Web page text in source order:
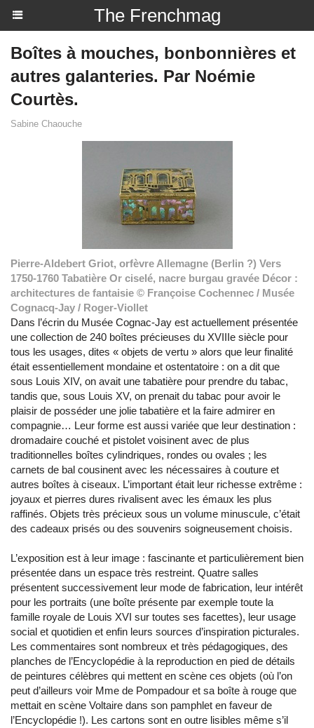
The Frenchmag
Boîtes à mouches, bonbonnières et
autres galanteries. Par Noémie
Courtès.
Sabine Chaouche
Pierre-Aldebert Griot, orfèvre Allemagne (Berlin ?) Vers
1750-1760 Tabatière Or ciselé, nacre burgau gravée Décor :
architectures de fantaisie © Françoise Cochennec / Musée
Cognacq-Jay / Roger-Viollet
Dans l’écrin du Musée Cognac-Jay est actuellement présentée
une collection de 240 boîtes précieuses du XVIIIe siècle pour
tous les usages, dites « objets de vertu » alors que leur finalité
était essentiellement mondaine et ostentatoire : on a dit que
sous Louis XIV, on avait une tabatière pour prendre du tabac,
tandis que, sous Louis XV, on prenait du tabac pour avoir le
plaisir de posséder une jolie tabatière et la faire admirer en
compagnie… Leur forme est aussi variée que leur destination :
dromadaire couché et pistolet voisinent avec de plus
traditionnelles boîtes cylindriques, rondes ou ovales ; les
carnets de bal cousinent avec les nécessaires à couture et
autres boîtes à ciseaux. L’important était leur richesse extrême :
joyaux et pierres dures rivalisent avec les émaux les plus
raffinés. Objets très précieux sous un volume minuscule, c’était
des cadeaux prisés ou des souvenirs soigneusement choisis.
L’exposition est à leur image : fascinante et particulièrement bien
présentée dans un espace très restreint. Quatre salles
présentent successivement leur mode de fabrication, leur intérêt
pour les portraits (une boîte présente par exemple toute la
famille royale de Louis XVI sur toutes ses facettes), leur usage
social et quotidien et enfin leurs sources d’inspiration picturales.
Les commentaires sont nombreux et très pédagogiques, des
planches de l’Encyclopédie à la reproduction en pied de détails
de peintures célèbres qui mettent en scène ces objets (où l’on
peut d’ailleurs voir Mme de Pompadour et sa boîte à rouge que
mettait en scène Voltaire dans son pamphlet en faveur de
l’Encyclopédie !). Les cartons sont en outre lisibles même s’il